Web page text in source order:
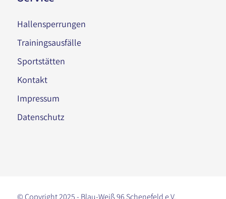
Hallensperrungen
Trainingsausfälle
Sportstätten
Kontakt
Impressum
Datenschutz
© Copyright 2025 - Blau-Weiß 96 Schenefeld e.V.